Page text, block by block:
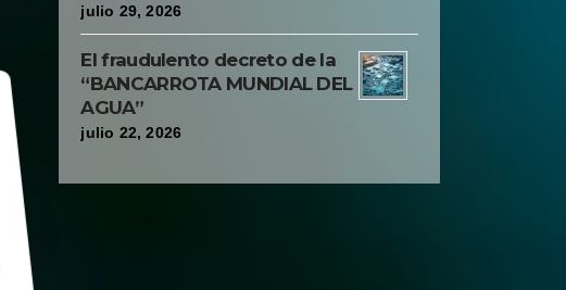
julio 29, 2026
El fraudulento decreto de la
“BANCARROTA MUNDIAL DEL
AGUA”
julio 22, 2026